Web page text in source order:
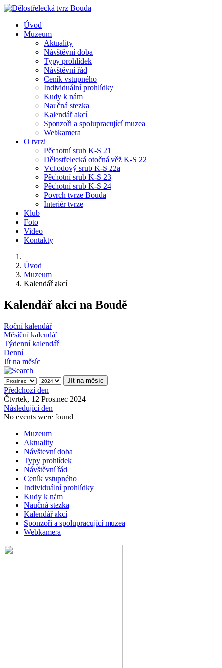
Úvod
Muzeum
Aktuality
Návštěvní doba
Typy prohlídek
Návštěvní řád
Ceník vstupného
Individuální prohlídky
Kudy k nám
Naučná stezka
Kalendář akcí
Sponzoři a spolupracující muzea
Webkamera
O tvrzi
Pěchotní srub K-S 21
Dělostřelecká otočná věž K-S 22
Vchodový srub K-S 22a
Pěchotní srub K-S 23
Pěchotní srub K-S 24
Povrch tvrze Bouda
Interiér tvrze
Klub
Foto
Video
Kontakty
Úvod
Muzeum
Kalendář akcí
Kalendář akcí na Boudě
Roční kalendář
Měsíční kalendář
Týdenní kalendář
Denní
Jít na měsíc
Jít na měsíc
Předchozí den
Čtvrtek, 12 Prosinec 2024
Následující den
No events were found
Muzeum
Aktuality
Návštevní doba
Typy prohlídek
Návštěvní řád
Ceník vstupného
Individuální prohlídky
Kudy k nám
Naučná stezka
Kalendář akcí
Sponzoři a spolupracující muzea
Webkamera